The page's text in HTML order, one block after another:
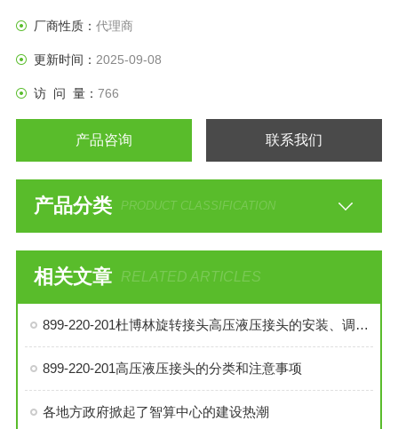
厂商性质： 代理商
更新时间： 2025-09-08
访 问 量： 766
产品咨询 联系我们
产品分类 PRODUCT CLASSIFICATION
相关文章 RELATED ARTICLES
899-220-201杜博林旋转接头高压液压接头的安装、调试与维护技巧
899-220-201高压液压接头的分类和注意事项
各地方政府掀起了智算中心的建设热潮